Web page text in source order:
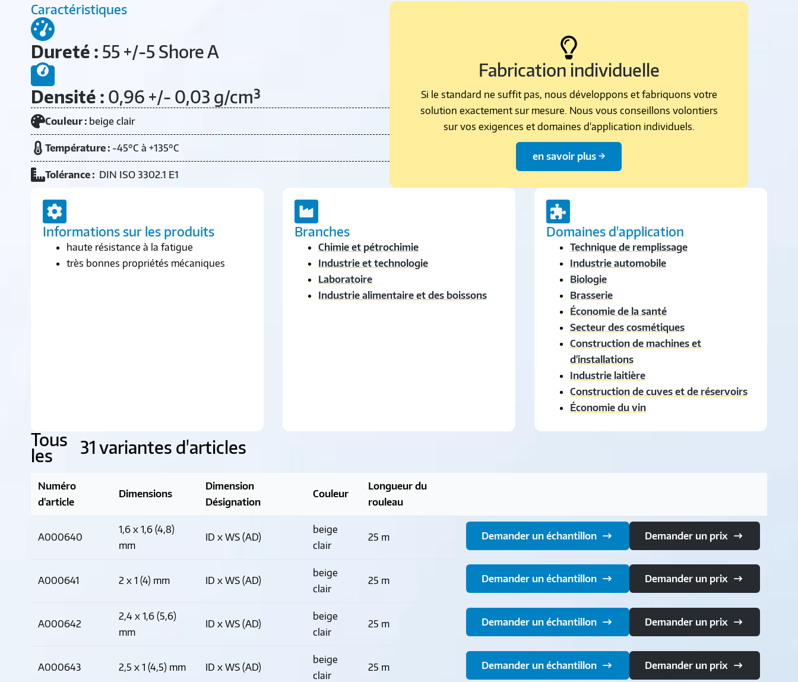
Caractéristiques
Dureté : 55 +/-5 Shore A
Densité : 0,96 +/- 0,03 g/cm³
Couleur : beige clair
Température : -45°C à +135°C
Tolérance : DIN ISO 3302.1 E1
Fabrication individuelle
Si le standard ne suffit pas, nous développons et fabriquons votre
solution exactement sur mesure. Nous vous conseillons volontiers
sur vos exigences et domaines d'application individuels.
en savoir plus →
Informations sur les produits
haute résistance à la fatigue
très bonnes propriétés mécaniques
Branches
Chimie et pétrochimie
Industrie et technologie
Laboratoire
Industrie alimentaire et des boissons
Domaines d'application
Technique de remplissage
Industrie automobile
Biologie
Brasserie
Économie de la santé
Secteur des cosmétiques
Construction de machines et
d'installations
Industrie laitière
Construction de cuves et de réservoirs
Économie du vin
Tous
les 31 variantes d'articles
Numéro
d'article
Dimensions
Dimension
Désignation
Couleur
Longueur du
rouleau
A000640
1,6 x 1,6 (4,8)
mm
ID x WS (AD)
beige
clair
25 m Demander un échantillon Demander un prix
A000641 2 x 1 (4) mm ID x WS (AD)
beige
clair
25 m Demander un échantillon Demander un prix
A000642
2,4 x 1,6 (5,6)
mm
ID x WS (AD)
beige
clair
25 m Demander un échantillon Demander un prix
A000643 2,5 x 1 (4,5) mm ID x WS (AD)
beige
clair
25 m Demander un échantillon Demander un prix